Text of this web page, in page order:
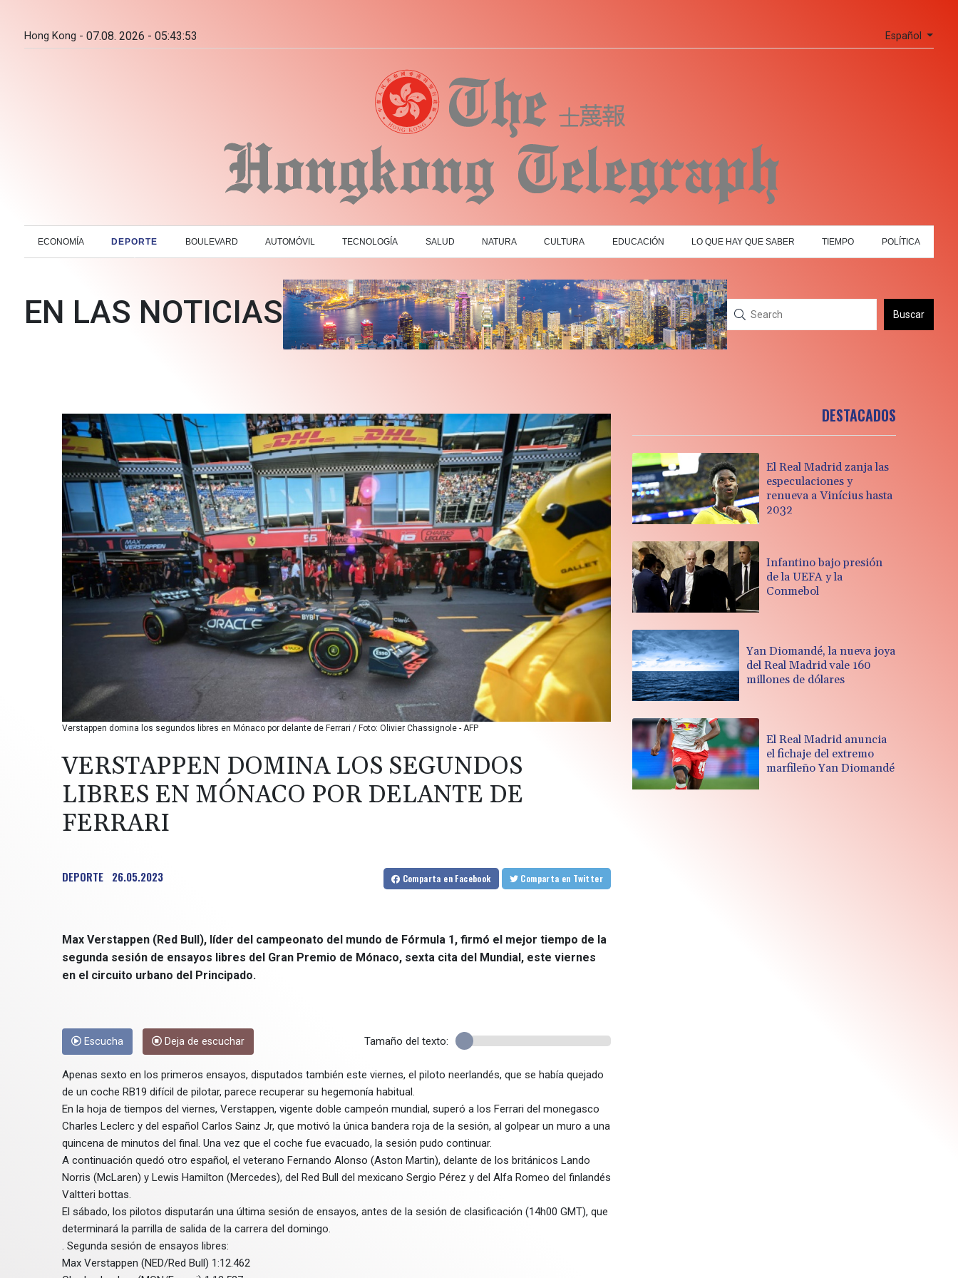
Hong Kong - 07.08. 2026 - 05:43:54 Español
ECONOMÍA DEPORTE BOULEVARD AUTOMÓVIL TECNOLOGÍA SALUD NATURA CULTURA EDUCACIÓN LO QUE HAY QUE SABER TIEMPO POLÍTICA
EN LAS NOTICIAS Buscar
Verstappen domina los segundos libres en Mónaco por delante de Ferrari / Foto: Olivier Chassignole - AFP
VERSTAPPEN DOMINA LOS SEGUNDOS
LIBRES EN MÓNACO POR DELANTE DE
FERRARI
DEPORTE 26.05.2023 Comparta en Facebook Comparta en Twitter
Max Verstappen (Red Bull), líder del campeonato del mundo de Fórmula 1, firmó el mejor tiempo de la
segunda sesión de ensayos libres del Gran Premio de Mónaco, sexta cita del Mundial, este viernes
en el circuito urbano del Principado.
Escucha Deja de escuchar Tamaño del texto:
Apenas sexto en los primeros ensayos, disputados también este viernes, el piloto neerlandés, que se había quejado
de un coche RB19 difícil de pilotar, parece recuperar su hegemonía habitual.
En la hoja de tiempos del viernes, Verstappen, vigente doble campeón mundial, superó a los Ferrari del monegasco
Charles Leclerc y del español Carlos Sainz Jr, que motivó la única bandera roja de la sesión, al golpear un muro a una
quincena de minutos del final. Una vez que el coche fue evacuado, la sesión pudo continuar.
A continuación quedó otro español, el veterano Fernando Alonso (Aston Martin), delante de los británicos Lando
Norris (McLaren) y Lewis Hamilton (Mercedes), del Red Bull del mexicano Sergio Pérez y del Alfa Romeo del finlandés
Valtteri bottas.
El sábado, los pilotos disputarán una última sesión de ensayos, antes de la sesión de clasificación (14h00 GMT), que
determinará la parrilla de salida de la carrera del domingo.
. Segunda sesión de ensayos libres:
Max Verstappen (NED/Red Bull) 1:12.462
DESTACADOS
El Real Madrid zanja las
especulaciones y
renueva a Vinícius hasta
2032
Infantino bajo presión
de la UEFA y la
Conmebol
Yan Diomandé, la nueva joya
del Real Madrid vale 160
millones de dólares
El Real Madrid anuncia
el fichaje del extremo
marfileño Yan Diomandé